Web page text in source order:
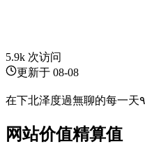
5.9k 次访问
更新于 08-08
网站价值精算值